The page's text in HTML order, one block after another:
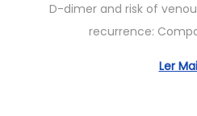
i
o
8
D-dimer and risk of
recurrence:
Ler